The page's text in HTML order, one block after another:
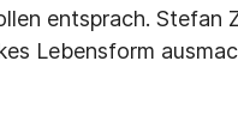
entsprach. Stefan
Lebensform